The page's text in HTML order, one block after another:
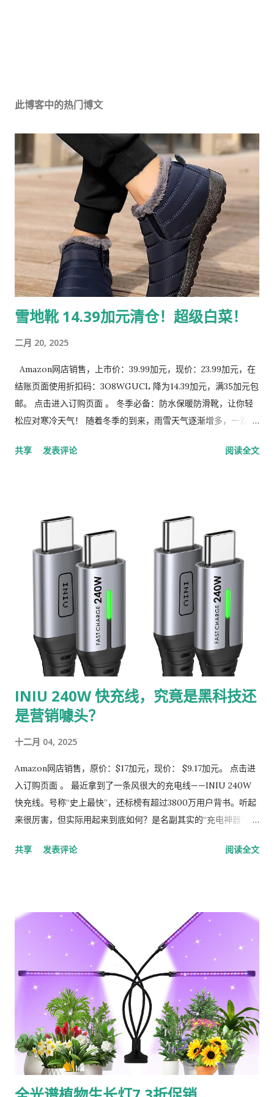
此博客中的热门博文
雪地靴 14.39加元清仓！超级白菜！
二月 20, 2025
Amazon网店销售，上市价：39.99加元，现价：23.99加元，在
结账页面使用折扣码：3O8WGUCL 降为14.39加元，满35加元包
邮。 点击进入订购页面 。 冬季必备：防水保暖防滑靴，让你轻
松应对寒冷天气！ 随着冬季的到来，雨雪天气逐渐增多，一双既
推荐一款多功能冬季靴子，它不仅防水、保暖，还具备防滑和舒
挡雨水、雪水或其他液体的侵入。无论是雨天还是雪天，它都能
确保你的双脚始终保持干爽。更棒的是，清洁起来也非常方便，
只需用布轻轻擦拭即可，完全不用担心污渍难以处理。 2. 透气保
暖内衬：温暖包裹双脚 靴子的内衬使用了优质的人造短绒，能够
完全包裹住双脚，提供极佳的保暖效果。即使在零下的寒冷天气
中，你的双脚也能保持温暖和干燥。内衬的透气性也非常好，避
免了因长时间穿着而产生的闷热感，让你在冬季也能享受舒适的
穿着体验。 3. 穿脱方便：弹性设计省时省力 这款靴子配备了高质
量的弹性带，穿脱非常方便。弹性带具有高弹性，即使反复拉伸
也不会变形，使用起来非常耐用。无论是早晨匆忙出门，还是晚
上疲惫回家，这款靴子都能让你轻松穿脱，节省时间和精力。 4.
防滑软底：安全又舒适 靴子的橡胶鞋底不仅耐磨，还具备出色的
湿滑的地面上行走，也能确保你的安全。此外，鞋底柔软舒适，
长时间穿着或行走也不会感到疲劳，非常适合户外活动或日常通
勤。 5. 多场合适用：男女皆宜的百搭单品 这款靴子设计简约大
方，男女皆宜，适合各种场合穿着。无论是冬季的雪天、雨天，
还是滑雪、散步、钓鱼、遛狗等户外活动，它都能轻松应对。同
动，都能展现时尚与实用兼具的风格。 6. 节日送礼佳选：温暖贴
份贴心的礼物。 总结 这款冬季靴子集防水、保暖、防滑和舒适于
一身，是一款性价比极高的冬季必备单品。无论是应对恶劣天
气...
共享 发表评论 阅读全文
INIU 240W 快充线，究竟是黑科技还
是营销噱头？
十二月 04, 2025
Amazon网店销售，原价：$17加元，现价： $9.17加元。 点击进
入订购页面 。 最近拿到了一条风很大的充电线——INIU 240W
快充线。号称“史上最快”，还标榜有超过3800万用户背书。听起
来很厉害，但实际用起来到底如何？是名副其实的“充电神器”，
份真实测评。 #### **开箱与第一印象：扎实的做工与诚意配
标注了**长达3年的质保**，这在消费类线材里确实少见，看得出
品牌对自家产品耐用性的信心。 #### **核心实测：“史上最
快”到底有多快？** 这是大家最关心的部分。INIU宣称其240W
规格刷新了快充记录。为了验证，我分别测试了手边的几款设
备： * **MacBook Pro 16英寸 (M1 Pro)**：使用140W原装充
电头，半小时电量从10%冲到了 **85%以上**，与宣传的88%非
常接近。对于需要紧急出门的场景，这个回血速度堪称救命。 *
**iPad Pro (M2)**：同样在半小时内充入了超过90%的电量，
看剧、画图的电量焦虑大幅缓解。 * **三星 Galaxy S23
Ultra**：成功激活了45W超级快充协议，充电速度与原装线无
异，前半段充电如飞。 **测评员提示**：要实现这样的极速，**
共享 发表评论 阅读全文